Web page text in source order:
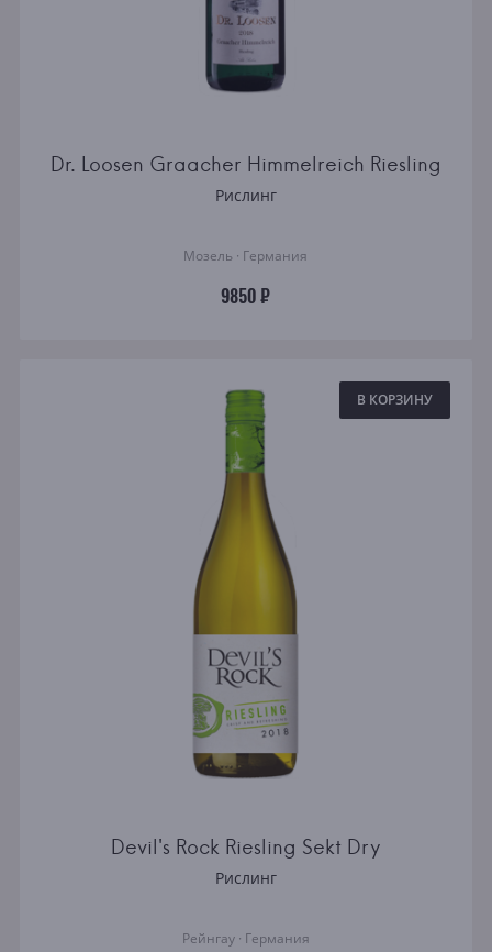
Dr. Loosen Graacher Himmelreich Riesling
Рислинг
Мозель · Германия
9850 ₽
В КОРЗИНУ
Devil's Rock Riesling Sekt Dry
Рислинг
Рейнгау · Германия